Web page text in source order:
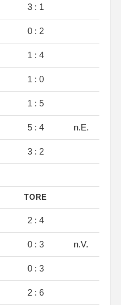
3 : 1
0 : 2
1 : 4
1 : 0
1 : 5
5 : 4 n.E.
3 : 2
TORE
2 : 4
0 : 3 n.V.
0 : 3
2 : 6